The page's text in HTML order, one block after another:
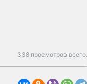
338 просмотров всего.